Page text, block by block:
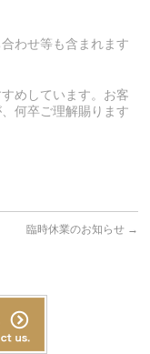
わせ等も含まれます
めしています。お客
何卒ご理解賜ります
臨時休業のお知らせ →